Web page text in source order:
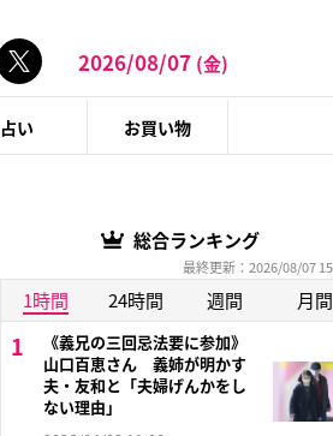
2026/08/07 (金)
占い お買い物
総合ランキング
最終更新：2026/08/07
1時間 24時間 週間 月間
《義兄の三回忌法要に参加》
山口百恵さん 義姉が明かす
夫・友和と「夫婦げんかをし
ない理由」